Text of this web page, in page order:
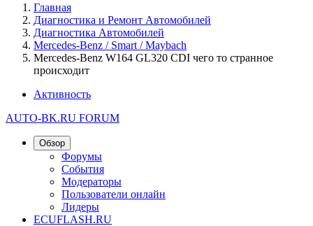
Главная
Диагностика и Ремонт Автомобилей
Диагностика Автомобилей
Mercedes-Benz / Smart / Maybach
Mercedes-Benz W164 GL320 CDI чего то странное
происходит
Активность
AUTO-BK.RU FORUM
Обзор
Форумы
События
Модераторы
Пользователи онлайн
Лидеры
ECUFLASH.RU